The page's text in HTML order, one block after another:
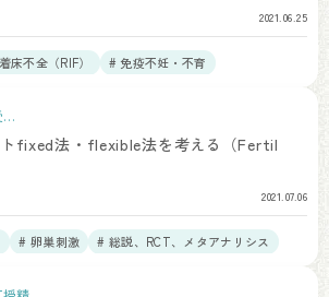
2021.06.25
床不全（RIF） # 免疫不妊・不育
fixed法・flexible法を考える（Fertil
2021.07.06
# 卵巣刺激 # 総説、RCT、メタアナリシス